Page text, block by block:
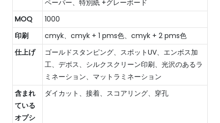
ペーパー、特別紙 +グレーボード
MOQ
1000
印刷
cmyk、cmyk + 1 pms色、cmyk + 2 pms色
仕上げ
ゴールドスタンピング、スポットUV、エンボス加
工、デボス、シルクスクリーン印刷、光沢のあるラ
ミネーション、マットラミネーション
含まれ
ている
オプシ
ダイカット、接着、スコアリング、穿孔